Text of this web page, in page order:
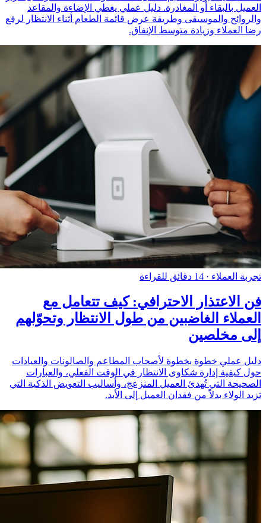
العميل بالبقاء أو المغادرة. دليل عملي يغطي الإضاءة والمقاعد
والروائح والموسيقى وطريقة عرض قائمة الطعام أثناء الانتظار لرفع
رضا العملاء وزيادة متوسط الإنفاق.
تجربة العملاء · 14 دقائق للقراءة
فن الاعتذار الاحترافي: كيف تتعامل مع
العملاء الغاضبين من طول الانتظار وتحوّلهم
إلى مخلصين
دليل عملي خطوة بخطوة لأصحاب المطاعم والصالونات والعيادات
حول كيفية إدارة شكاوى الانتظار في الوقت الفعلي، والعبارات
الصحيحة التي تُهدئ العميل المنزعج، وأساليب التعويض الذكية التي
تزيد الولاء بدلاً من فقدان العميل إلى الأبد.